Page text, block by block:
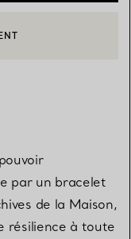
OU PRENDRE RENDEZ-
par un bracelet
de la Maison,
résilience à toute